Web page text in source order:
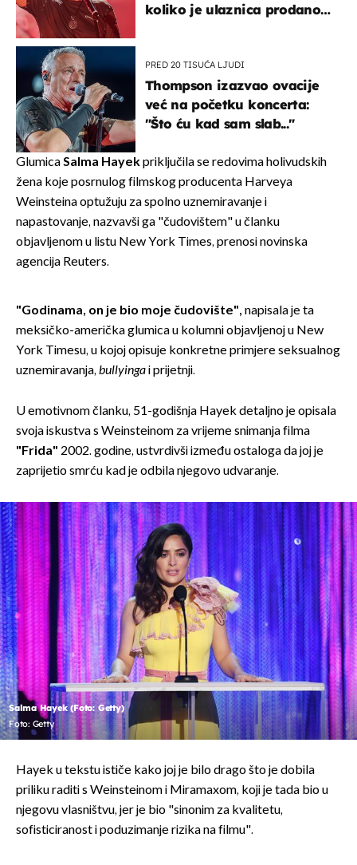
koliko je ulaznica prodano
PRED 20 TISUĆA LJUDI
Thompson izazvao ovacije
već na početku koncerta:
"Što ću kad sam slab..."
GlumicaSalma Hayekpriključila se redovima holivudskih
žena koje posrnulog filmskog producenta Harveya
Weinsteina optužuju za spolno uznemiravanje i
napastovanje, nazvavši ga "čudovištem" u članku
objavljenom u listu New York Times, prenosi novinska
agencija Reuters.
"Godinama, on je bio moje čudovište", napisala je ta
meksičko-američka glumica u kolumni objavljenoj u New
York Timesu, u kojoj opisuje konkretne primjere seksualnog
uznemiravanja,bullyingai prijetnji.
U emotivnom članku, 51-godišnja Hayek detaljno je opisala
svoja iskustva s Weinsteinom za vrijeme snimanja filma
"Frida" 2002. godine, ustvrdivši između ostaloga da joj je
zaprijetio smrću kad je odbila njegovo udvaranje.
Salma Hayek (Foto: Getty)
Foto: Getty
Hayek u tekstu ističe kako joj je bilo drago što je dobila
priliku raditi s Weinsteinom i Miramaxom, koji je tada bio u
njegovu vlasništvu, jer je bio "sinonim za kvalitetu,
sofisticiranost i poduzimanje rizika na filmu".